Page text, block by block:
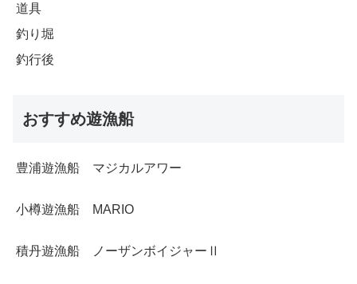
道具
釣り堀
釣行後
おすすめ遊漁船
豊浦遊漁船 マジカルアワー
小樽遊漁船 MARIO
積丹遊漁船 ノーザンボイジャーⅡ